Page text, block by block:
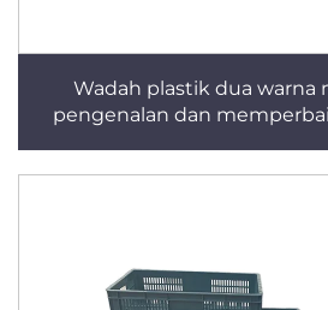
Wadah plastik dua warna
pengenalan dan